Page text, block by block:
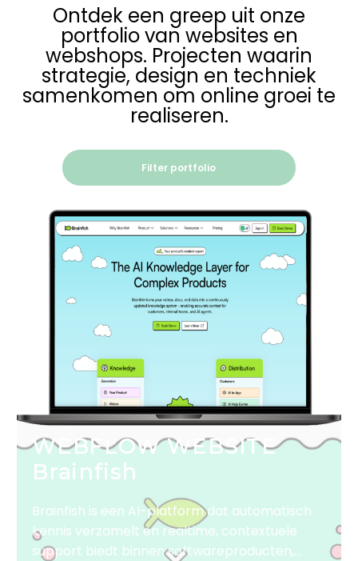
Ontdek een greep uit onze
portfolio van websites en
webshops. Projecten waarin
strategie, design en techniek
samenkomen om online groei te
realiseren.
Filter portfolio
WEBFLOW WEBSITE
Brainfish
Brainfish is een AI-platform dat automatisch
kennis verzamelt en realtime, contextuele
support biedt binnen softwareproducten,